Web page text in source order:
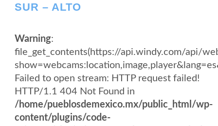
SUR – ALTO
Warning:
file_get_contents(https://api.windy.com/api/
Failed to open stream: HTTP request failed!
HTTP/1.1 404 Not Found in
/home/pueblosdemexico.mx/public_html/wp-
content/plugins/code-